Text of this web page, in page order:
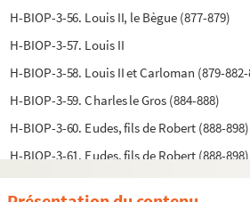
H-BIOP-3-56. Louis II, le Bègue (877-879)
H-BIOP-3-57. Louis II
H-BIOP-3-58. Louis II et Carloman (879-
H-BIOP-3-59. Charles le Gros (884-888)
H-BIOP-3-60. Eudes, fils de Robert (888-898)
H-BIOP-3-61. Eudes, fils de Robert (888-898)
H-BIOP-3-62. Charles le Simple (892-923)